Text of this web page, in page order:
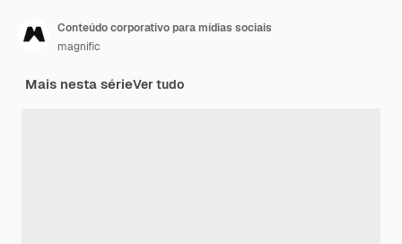
Conteúdo corporativo para mídias sociais
magnific
Mais nesta sérieVer tudo